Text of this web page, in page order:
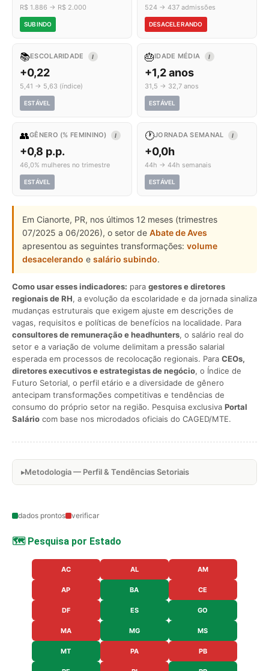
R$ 1.886 → R$ 2.000
SUBINDO
524 → 437 admissões
DESACELERANDO
📚ESCOLARIDADE I
+0,22
5,41 → 5,63 (índice)
ESTÁVEL
🎂IDADE MÉDIA I
+1,2 anos
31,5 → 32,7 anos
ESTÁVEL
👥GÊNERO (% FEMININO) I
+0,8 p.p.
46,0% mulheres no trimestre
ESTÁVEL
🕐JORNADA SEMANAL I
+0,0h
44h → 44h semanais
ESTÁVEL
Em Cianorte, PR, nos últimos 12 meses (trimestres
07/2025 a 06/2026), o setor de Abate de Aves
apresentou as seguintes transformações: volume
desacelerando e salário subindo.
Como usar esses indicadores: para gestores e diretores
regionais de RH, a evolução da escolaridade e da jornada sinaliza
mudanças estruturais que exigem ajuste em descrições de
vagas, requisitos e políticas de benefícios na localidade. Para
consultores de remuneração e headhunters, o salário real do
setor e a variação de volume delimitam a pressão salarial
esperada em processos de recolocação regionais. Para CEOs,
diretores executivos e estrategistas de negócio, o Índice de
Futuro Setorial, o perfil etário e a diversidade de gênero
antecipam transformações competitivas e tendências de
consumo do próprio setor na região. Pesquisa exclusiva Portal
Salário com base nos microdados oficiais do CAGED/MTE.
Metodologia — Perfil & Tendências Setoriais
dados prontos verificar
🗺️ Pesquisa por Estado
AC AL AM
AP BA CE
DF ES GO
MA MG MS
MT PA PB